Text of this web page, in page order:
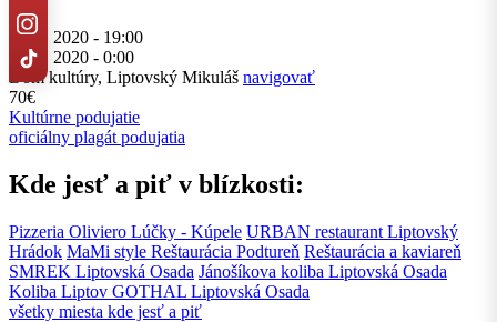
25. 1. 2020 - 19:00
26. 1. 2020 - 0:00
Dom kultúry, Liptovský Mikuláš navigovať
70€
Kultúrne podujatie
oficiálny plagát podujatia
Kde jesť a piť v blízkosti:
Pizzeria Oliviero Lúčky - Kúpele URBAN restaurant Liptovský
Hrádok MaMi style Reštaurácia Podtureň Reštaurácia a kaviareň
SMREK Liptovská Osada Jánošíkova koliba Liptovská Osada
Koliba Liptov GOTHAL Liptovská Osada
všetky miesta kde jesť a piť